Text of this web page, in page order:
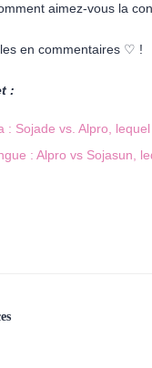
aimez-vous la
en commentaires ♡ !
:
: Sojade vs. Alpro,
: Alpro vs Sojasun,